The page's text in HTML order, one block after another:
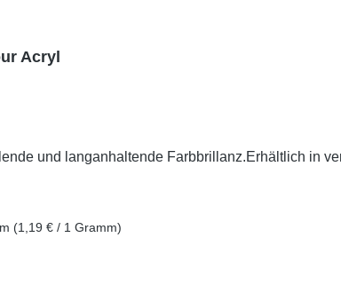
Acryl
und langanhaltende Farbbrillanz.Erhältlich in
(1,19 € / 1 Gramm)